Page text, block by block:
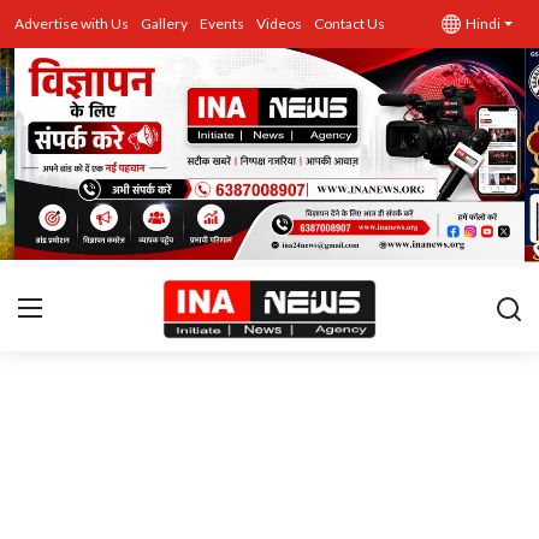
Advertise with Us Gallery Events Videos Contact Us Hindi
उत्तर प्रदेश
Advertise with Us
Events
राज्य